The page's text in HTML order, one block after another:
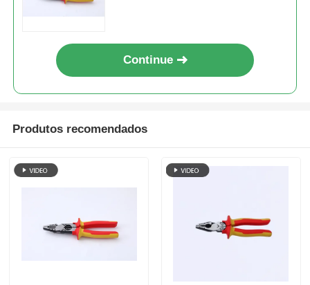
Retenção Interno HRC 62
Ferramentas Manuais
Continue
Produtos recomendados